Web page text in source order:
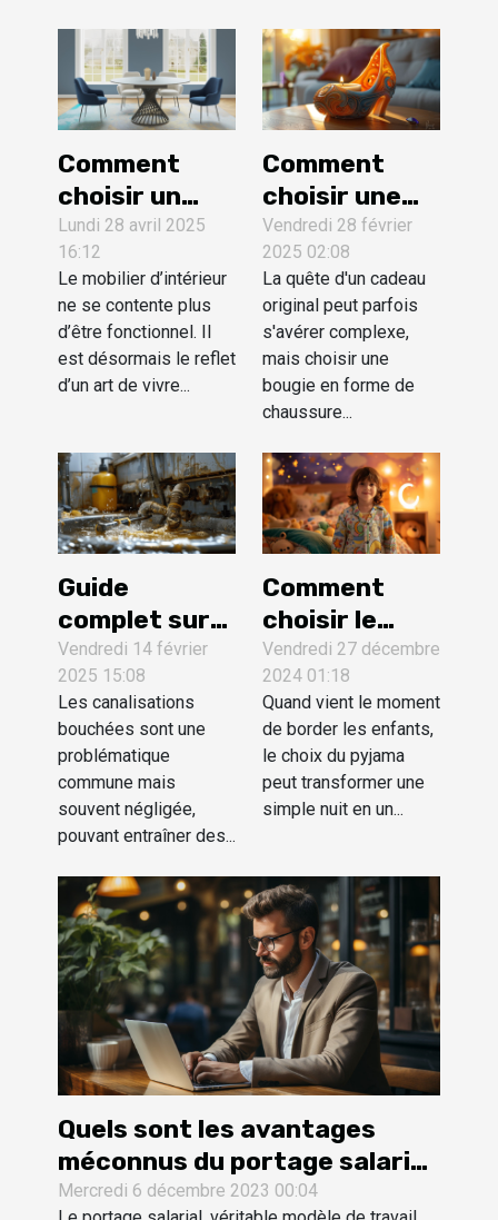
Comment
choisir un
fauteuil de
table pour sa
salle à
manger ?
Lundi 28 avril 2025
16:12
Le mobilier d’intérieur
ne se contente plus
d’être fonctionnel. Il
est désormais le reflet
d’un art de vivre...
Comment
choisir une
bougie en
forme de
chaussure
comme
cadeau
original
Vendredi 28 février
2025 02:08
La quête d'un cadeau
original peut parfois
s'avérer complexe,
mais choisir une
bougie en forme de
chaussure...
Guide
complet sur
les méthodes
efficaces
pour le
débouchage
de
canalisations
Vendredi 14 février
2025 15:08
Les canalisations
bouchées sont une
problématique
commune mais
souvent négligée,
pouvant entraîner des...
Comment
choisir le
pyjama idéal
pour des
nuits
magiques
pour enfants
Vendredi 27 décembre
2024 01:18
Quand vient le moment
de border les enfants,
le choix du pyjama
peut transformer une
simple nuit en un...
Quels sont les avantages
méconnus du portage salarial
?
Mercredi 6 décembre 2023 00:04